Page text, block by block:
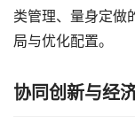
类管理、量身定做
局与优化配置。
协同创新与经